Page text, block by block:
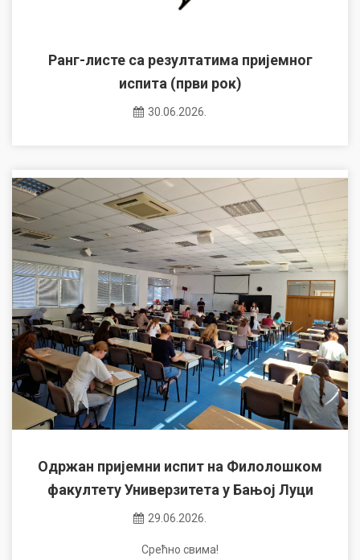
Ранг-листе са резултатима пријемног
испита (први рок)
30.06.2026.
Одржан пријемни испит на Филолошком
факултету Универзитета у Бањој Луци
29.06.2026.
Срећно свима!